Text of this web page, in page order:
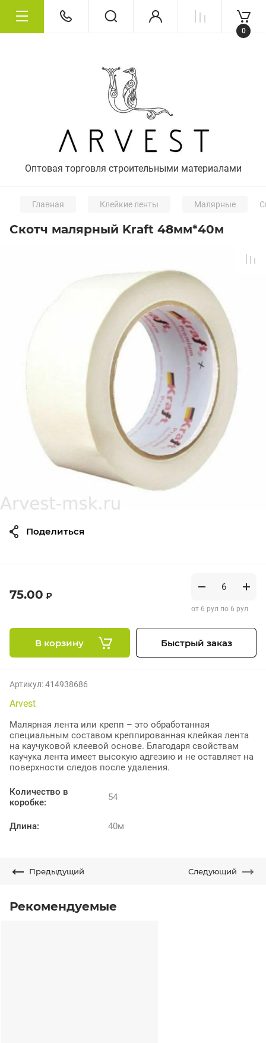
Оптовая торговля строительными материалами
0
Главная Клейкие ленты Малярные
Скотч малярный Kraft 48мм*40м
75.00 ₽
от 6 рул по 6 рул
В корзину Быстрый заказ
Артикул:414938686
Arvest
Малярная лента или крепп – это обработанная
специальным составом креппированная клейкая лента
на каучуковой клеевой основе. Благодаря свойствам
каучука лента имеет высокую адгезию и не оставляет на
поверхности следов после удаления.
Количество в
коробке:
54
Длина: 40м
Поделиться
Предыдущий Следующий
Рекомендуемые